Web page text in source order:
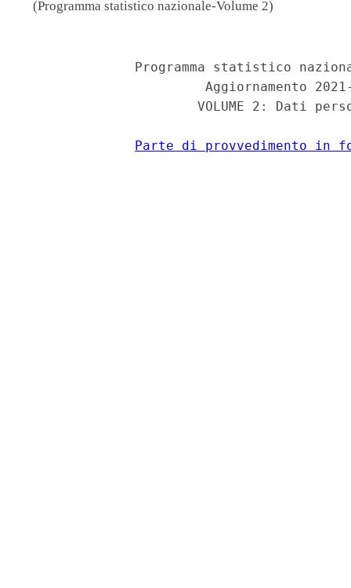
(Programma statistico nazionale-Volume 2)
Programma statistico
Aggiornamento
VOLUME 2: Dati
Parte di provvedimento in